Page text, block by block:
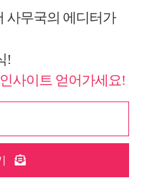
사무국의 에디터가
!
사이트 얻어가세요!